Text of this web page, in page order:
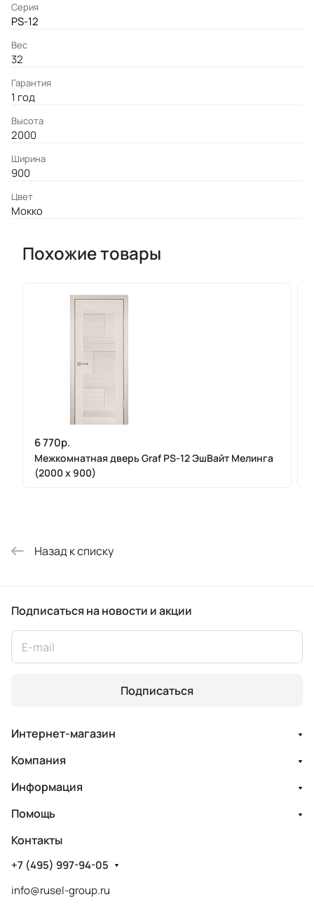
Серия
PS-12
Вес
32
Гарантия
1 год
Высота
2000
Ширина
900
Цвет
Мокко
Похожие товары
6 770р.
Межкомнатная дверь Graf PS-12 ЭшВайт Мелинга
(2000 х 900)
Назад к списку
Подписаться на новости и акции
Подписаться
Интернет-магазин
Компания
Информация
Помощь
Контакты
+7 (495) 997-94-05
info@rusel-group.ru